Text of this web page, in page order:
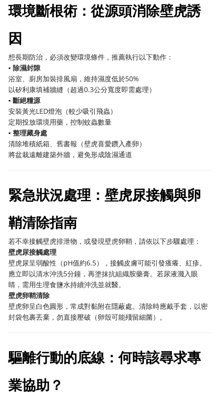
環境斷根術：從源頭消除壁虎誘
因
想長期防治，必須改變環境條件，推薦執行以下動作：
▪ 除濕封隙
浴室、廚房加裝排風扇，維持濕度低於50%
以矽利康填補牆縫（超過0.3公分寬度即需處理）
▪ 斷絕糧源
安裝黃光LED燈泡（較少吸引飛蟲）
定期投放環境用藥，控制蚊蟲數量
▪ 整理藏身處
清除堆積紙箱、舊書報（壁虎喜愛鑽入產卵）
將盆栽遠離建築外牆，避免形成陰濕通道
緊急狀況處理：壁虎尿接觸與卵
鞘清除指南
若不幸接觸壁虎排泄物，或發現壁虎卵鞘，請依以下步驟處理：
壁虎尿接觸處理
壁虎尿呈弱酸性（pH值約6.5），接觸皮膚可能引發瘙癢、紅疹。
應立即以清水沖洗5分鐘，再塗抹抗組織胺藥膏。若尿液濺入眼
睛，需用生理食鹽水持續沖洗並就醫。
壁虎卵鞘清除
壁虎卵呈白色圓形，常成對黏附在隱蔽處。清除時應戴手套，以密
封袋包裹丟棄，勿直接壓破（卵殼可能殘留細菌）。
驅離行動的底線：何時該尋求專
業協助？